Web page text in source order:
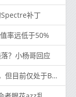
补丁
率远低于50%
？小杨哥回应
前仅处于Beta 版